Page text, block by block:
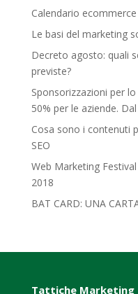
Calendario ecommerce
Le basi del marketing
Decreto agosto: quali
previste?
Sponsorizzazioni per
50% per le aziende.
Cosa sono i contenuti
SEO
Web Marketing
2018‎
BAT CARD: UNA
Tattiche Marketing